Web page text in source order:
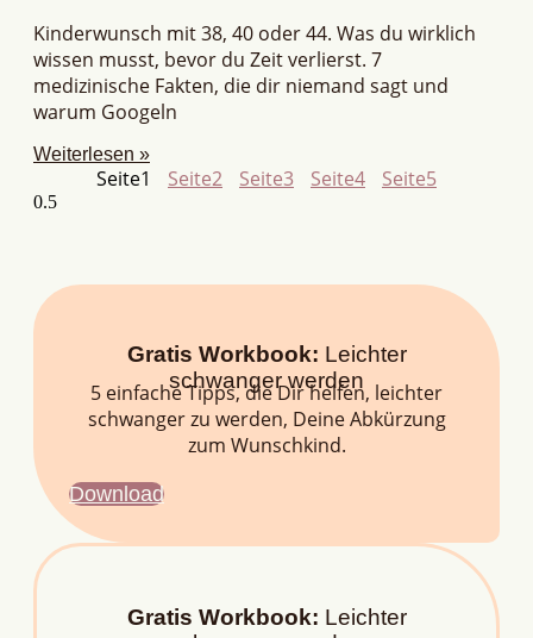
Kinderwunsch mit 38, 40 oder 44. Was du wirklich
wissen musst, bevor du Zeit verlierst. 7
medizinische Fakten, die dir niemand sagt und
warum Googeln
Weiterlesen »
Seite1 Seite2 Seite3 Seite4 Seite5
Gratis Workbook: Leichter
schwanger werden
5 einfache Tipps, die Dir helfen, leichter
schwanger zu werden, Deine Abkürzung
zum Wunschkind.
Download
Gratis Workbook: Leichter